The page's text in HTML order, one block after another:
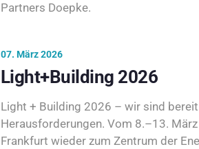
Partners Doepke.
07. März 2026
Light+Building 2026
Light + Building 2026 – wir sind
Herausforderungen. Vom 8.–13.
Frankfurt wieder zum Zentrum der